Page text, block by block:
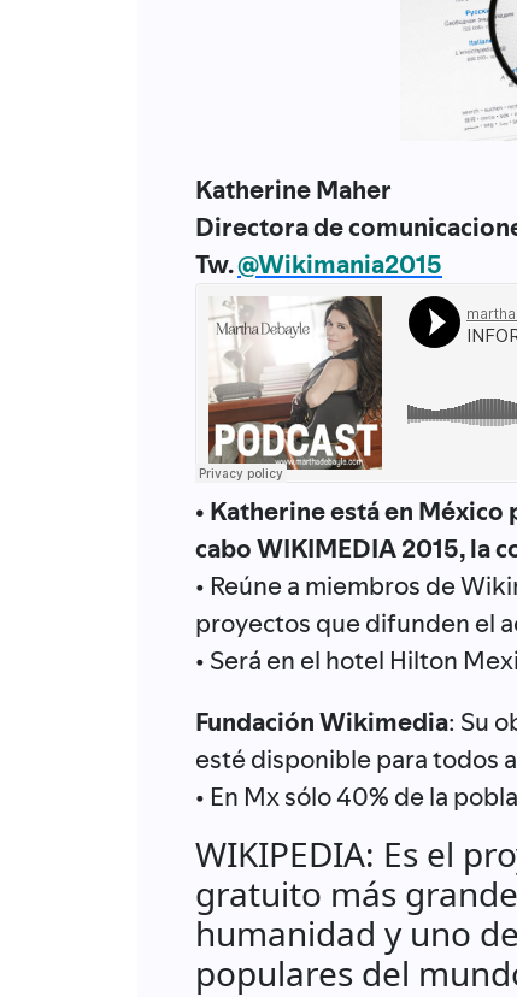
Katherine Maher
Directora de
Tw.@Wikimania2015
• Katherine está en México
cabo WIKIMEDIA 2015, la
• Reúne a miembros de
proyectos que difunden el
• Será en el hotel Hilton
Fundación Wikimedia: Su
esté disponible para todos
• En Mx sólo 40% de la
WIKIPEDIA: Es el
gratuito más
humanidad y uno
populares del